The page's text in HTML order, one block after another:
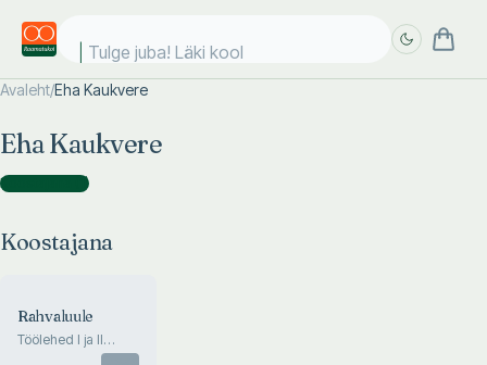
Tulge juba! Läki kooli
Avaleht/Eha Kaukvere
Eha Kaukvere
Koostajana )
Koostajana
Rahvaluule
Töölehed I ja II